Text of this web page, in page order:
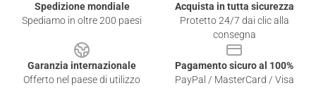
Spedizione mondiale
Spediamo in oltre 200 paesi
Acquista in tutta sicurezza
Protetto 24/7 dai clic alla
consegna
Garanzia internazionale
Offerto nel paese di utilizzo
Pagamento sicuro al 100%
PayPal / MasterCard / Visa